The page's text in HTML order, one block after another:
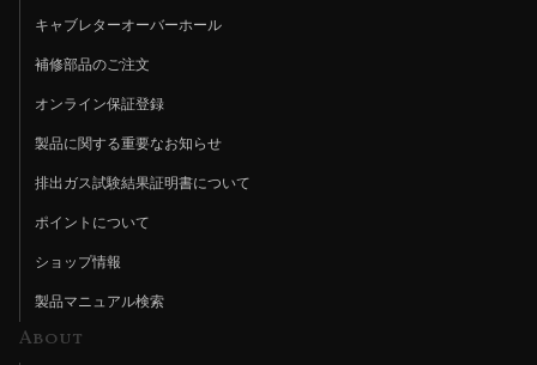
キャブレターオーバーホール
補修部品のご注文
オンライン保証登録
製品に関する重要なお知らせ
排出ガス試験結果証明書について
ポイントについて
ショップ情報
製品マニュアル検索
About